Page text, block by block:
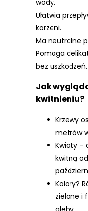
wody.
Ułatwia
korzeni.
Ma neutralne
Pomaga
bez uszkodzeń.
Jak
kwitnieniu?
Krzewy
metrów
Kwiaty –
kwitną
Kolory?
zielone i